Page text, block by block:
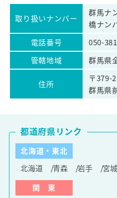
取り扱いナンバー
群馬ナ
橋ナン
電話番号
050-
管轄地域
群馬県
住所
〒379-
群馬県
北海道・東北
北海道
青森 岩手 宮城
関 東
都道府県リンク